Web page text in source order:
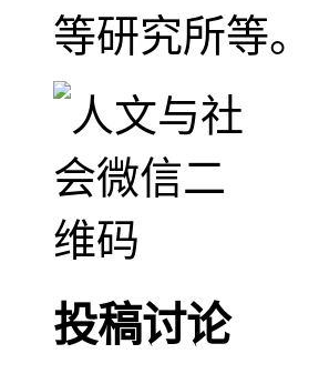
等研究所等。
投稿讨论